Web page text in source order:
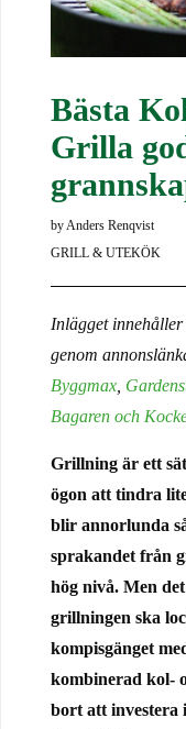
Bästa
Grilla
byAnders Renqvist
GRILL & UTEKÖK
Inlägget innehåller
genom
Byggmax
Bagaren och
Grillning är ett
ögon att tindra
blir annorlunda
sprakandet från
hög nivå. Men
grillningen ska
kompisgänget
kombinerad kol-
bort att investera